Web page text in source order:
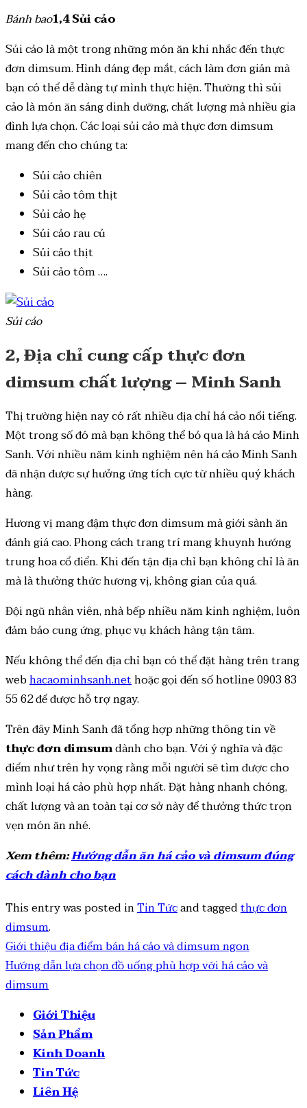
Bánh bao1,4 Sủi cảo
Sủi cảo là một trong những món ăn khi nhắc đến thực
đơn dimsum. Hình dáng đẹp mắt, cách làm đơn giản mà
bạn có thể dễ dàng tự mình thực hiện. Thường thì sủi
cảo là món ăn sáng dinh dưỡng, chất lượng mà nhiều gia
đình lựa chọn. Các loại sủi cảo mà thực đơn dimsum
mang đến cho chúng ta:
Sủi cảo chiên
Sủi cảo tôm thịt
Sủi cảo hẹ
Sủi cảo rau củ
Sủi cảo thịt
Sủi cảo tôm ….
Sủi cảo
2, Địa chỉ cung cấp thực đơn
dimsum chất lượng – Minh Sanh
Thị trường hiện nay có rất nhiều địa chỉ há cảo nổi tiếng.
Một trong số đó mà bạn không thể bỏ qua là há cảo Minh
Sanh. Với nhiều năm kinh nghiệm nên há cảo Minh Sanh
đã nhận được sự hưởng ứng tích cực từ nhiều quý khách
hàng.
Hương vị mang đậm thực đơn dimsum mà giới sành ăn
đánh giá cao. Phong cách trang trí mang khuynh hướng
trung hoa cổ điển. Khi đến tận địa chỉ bạn không chỉ là ăn
mà là thưởng thức hương vị, không gian của quá.
Đội ngũ nhân viên, nhà bếp nhiều năm kinh nghiệm, luôn
đảm bảo cung ứng, phục vụ khách hàng tận tâm.
Nếu không thể đến địa chỉ bạn có thể đặt hàng trên trang
webhacaominhsanh.nethoặc gọi đến số hotline0903 83
55 62để được hỗ trợ ngay.
Trên đây Minh Sanh đã tổng hợp những thông tin về
thực đơn dimsumdành cho bạn. Với ý nghĩa và đặc
điểm như trên hy vọng rằng mỗi người sẽ tìm được cho
mình loại há cảo phù hợp nhất. Đặt hàng nhanh chóng,
chất lượng và an toàn tại cơ sở này để thưởng thức trọn
vẹn món ăn nhé.
Xem thêm:Hướng dẫn ăn há cảo và dimsum đúng
cách dành cho bạn
This entry was posted inTin Tứcand taggedthực đơn
dimsum.
Giới thiệu địa điểm bán há cảo và dimsum ngon
Hướng dẫn lựa chọn đồ uống phù hợp với há cảo và
dimsum
Giới Thiệu
Sản Phẩm
Kinh Doanh
Tin Tức
Liên Hệ